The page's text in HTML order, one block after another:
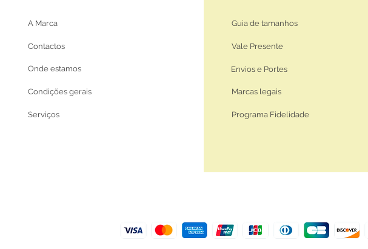
A Marca
Contactos
Onde estamos
Condições gerais
Serviços
Guia de tamanhos
Vale Presente
Envios e Portes
Marcas legais
Programa Fidelidade